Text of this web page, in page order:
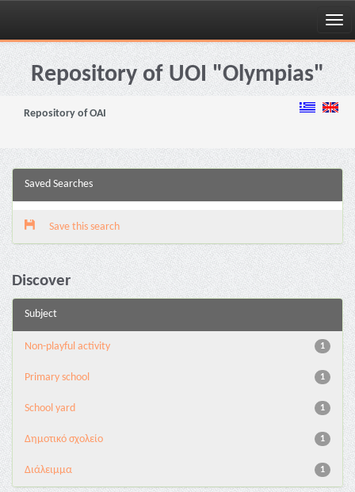
Skip
navigationRepository of UOI "Olympias"
Repository of OAI
Saved Searches
Save this search
Discover
Subject
1
Non-playful activity
1
Primary school
1
School yard
1
Δημοτικό σχολείο
1
Διάλειμμα